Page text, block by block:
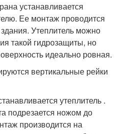
устанавливается
Ее монтаж проводится
Утеплитель можно
такой гидрозащиты, но
идеально ровная.
вертикальные рейки
утеплитель .
подрезается ножом до
производится на